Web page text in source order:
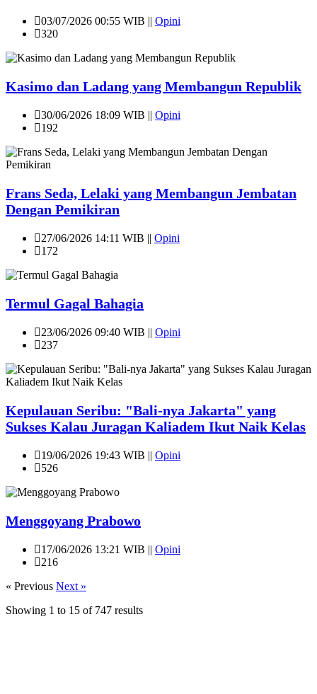
03/07/2026 00:55 WIB || Opini
320
Kasimo dan Ladang yang Membangun Republik
30/06/2026 18:09 WIB || Opini
192
Frans Seda, Lelaki yang Membangun Jembatan
Dengan Pemikiran
27/06/2026 14:11 WIB || Opini
172
Termul Gagal Bahagia
23/06/2026 09:40 WIB || Opini
237
Kepulauan Seribu: "Bali-nya Jakarta" yang
Sukses Kalau Juragan Kaliadem Ikut Naik Kelas
19/06/2026 19:43 WIB || Opini
526
Menggoyang Prabowo
17/06/2026 13:21 WIB || Opini
216
« Previous Next »
Showing 1 to 15 of 747 results